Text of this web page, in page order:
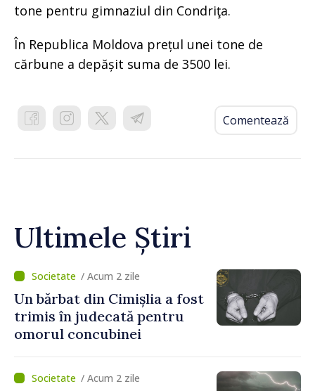
tone pentru gimnaziul din Condriţa.
În Republica Moldova prețul unei tone de
cărbune a depășit suma de 3500 lei.
Comentează
Ultimele Știri
/ Acum 2 zile
Un bărbat din Cimișlia a fost
trimis în judecată pentru
omorul concubinei
/ Acum 2 zile